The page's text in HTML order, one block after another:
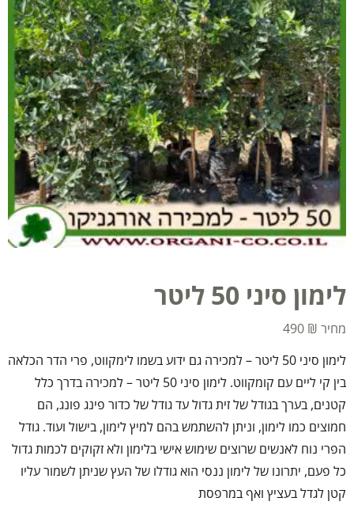
לימון סיני 50 ליטר
490 ₪
לימון סיני 50 ליטר – למכירה גם ידוע בשמו לימקווט, פרי הדר הכלאה
בין קי ליים עם קומקווט. לימון סיני 50 ליטר – למכירה בדרך כלל
קטנים, בערך בגודל של זית גדול עד גודל של כדור פינג פונג, הם
חמוצים כמו לימון, וניתן להשתמש בהם למיץ לימון, בישול ועוד. גודל
הפרי נוח לאנשים שרוצים שימוש אישי בלימון ולא זקוקים לכמות גדול
כל פעם, יתרונו של לימון ננסי הוא גודלו של העץ שניתן לשמור עליו
קטן לגדל בעציץ ואף במרפסת